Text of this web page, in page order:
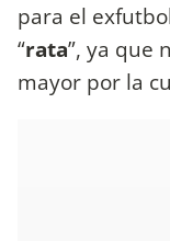
para el
“rata”, ya que
mayor por la